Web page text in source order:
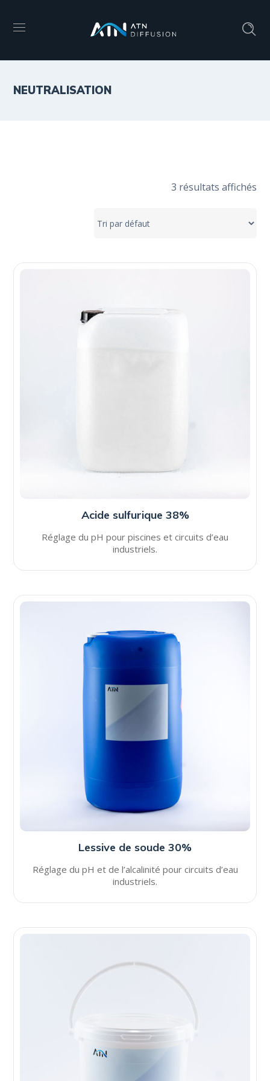
NEUTRALISATION
3 résultats affichés
Acide sulfurique 38%
Réglage du pH pour piscines et circuits d’eau
industriels.
Lessive de soude 30%
Réglage du pH et de l’alcalinité pour circuits d’eau
industriels.